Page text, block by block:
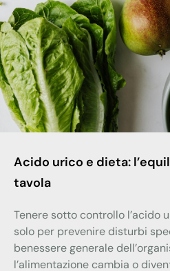
Acido urico e dieta:
tavola
Tenere sotto controllo l’acido
solo per prevenire disturbi
benessere generale
l’alimentazione cambia o